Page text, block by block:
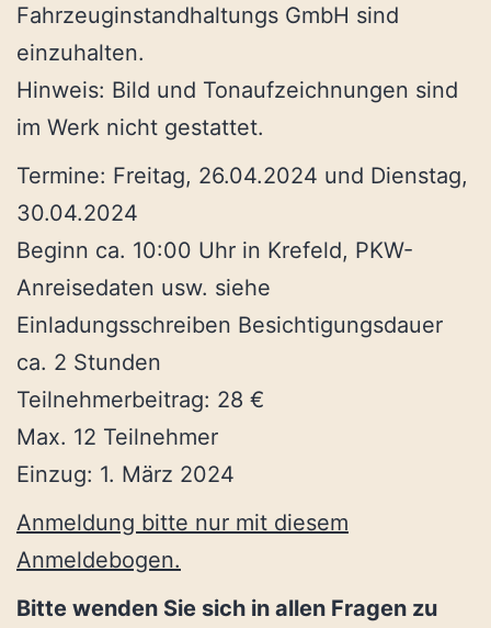
Fahrzeuginstandhaltungs GmbH sind
einzuhalten.
Hinweis: Bild und Tonaufzeichnungen sind
im Werk nicht gestattet.
Termine: Freitag, 26.04.2024 und Dienstag,
30.04.2024
Beginn ca. 10:00 Uhr in Krefeld, PKW-
Anreisedaten usw. siehe
Einladungsschreiben Besichtigungsdauer
ca. 2 Stunden
Teilnehmerbeitrag: 28 €
Max. 12 Teilnehmer
Einzug: 1. März 2024
Anmeldung bitte nur mit diesem
Anmeldebogen.
Bitte wenden Sie sich in allen Fragen zu